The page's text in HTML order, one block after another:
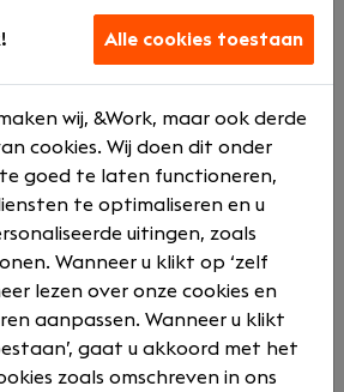
gerenommeerde klanten zoals
Holocaustmuseum, Ziggo Dome
– 25 vakantiedagen en
om op te laden.
– Een sociale, informele
waar iedereen betrokken is.
bonus – Want succes vieren we
doorgroeimogelijkheden – Groei
zoals Servicecoördinator of
– Een jaarcontract met
Alle cookies toestaan
wij, &Work, maar ook derde
cookies. Wij doen dit onder
goed te laten functioneren,
te optimaliseren en u
uitingen, zoals
Wanneer u klikt op ‘zelf
lezen over onze cookies en
aanpassen. Wanneer u klikt
gaat u akkoord met het
zoals omschreven in ons